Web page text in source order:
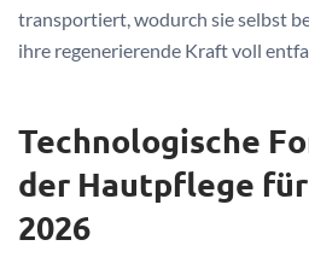
transportiert, wodurch sie selbst
ihre regenerierende Kraft voll
Technologische
der Hautpflege
2026